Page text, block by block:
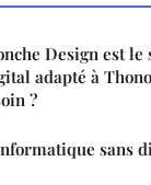
Design est le
adapté à
?
sans